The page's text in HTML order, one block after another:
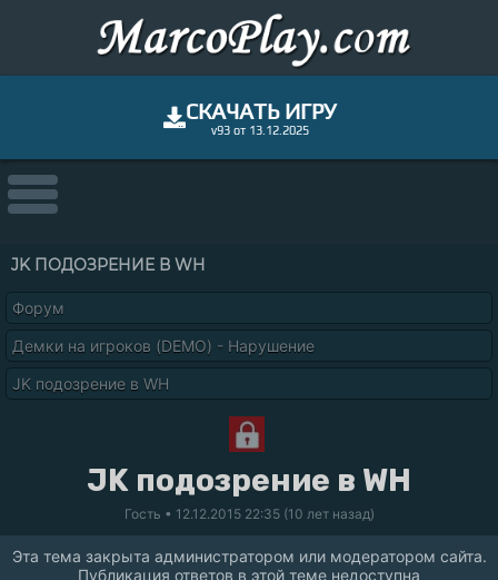
СКАЧАТЬ ИГРУ
v93 от 13.12.2025
JK ПОДОЗРЕНИЕ В WH
Форум
Демки на игроков (DEMO) - Нарушение
JK подозрение в WH
JK подозрение в WH
Гость • 12.12.2015 22:35 (10 лет назад)
Эта тема закрыта администратором или модератором сайта.
Публикация ответов в этой теме недоступна